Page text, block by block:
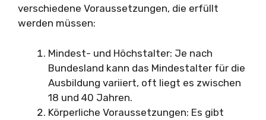
verschiedene Voraussetzungen, die erfüllt
werden müssen:
Mindest- und Höchstalter: Je nach
Bundesland kann das Mindestalter für die
Ausbildung variiert, oft liegt es zwischen
18 und 40 Jahren.
Körperliche Voraussetzungen: Es gibt